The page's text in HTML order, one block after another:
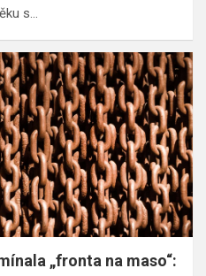
s…
„fronta na maso“: